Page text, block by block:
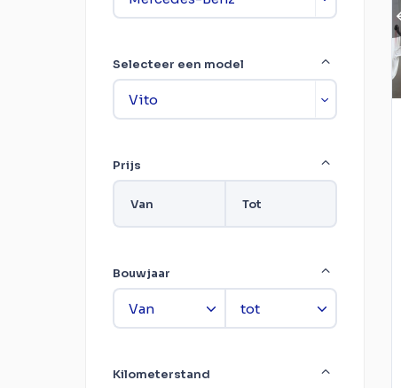
Selecteer een model
Prijs
Van Tot
Bouwjaar
Kilometerstand